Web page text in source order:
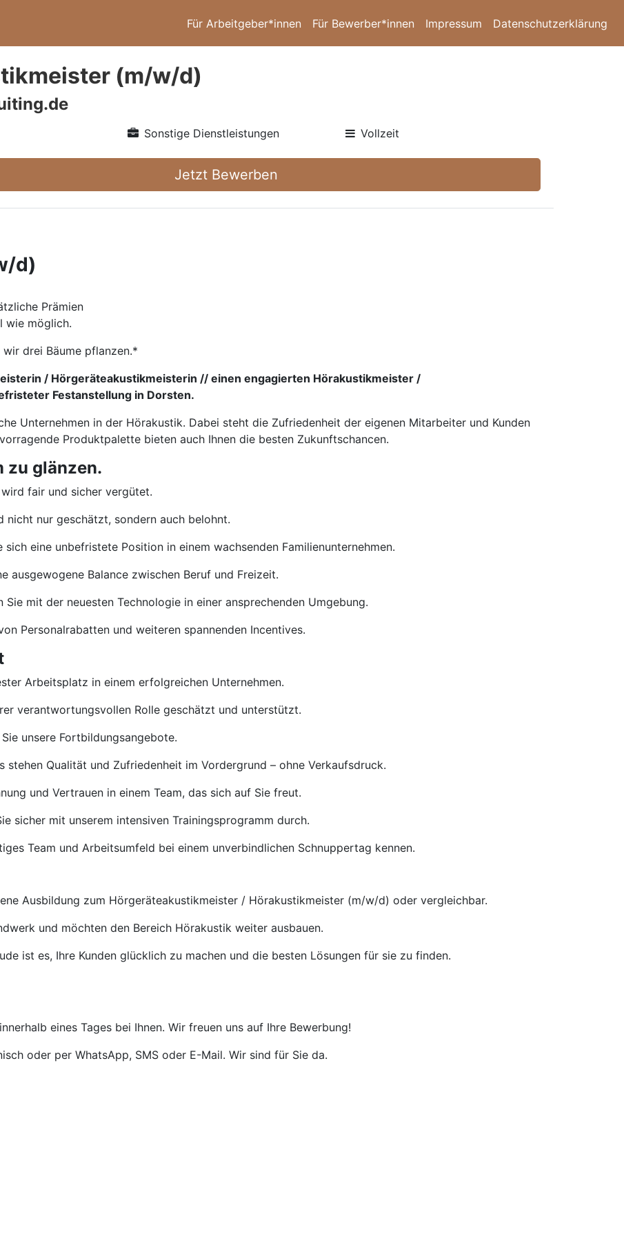
Für Arbeitgeber*innen Für Bewerber*innen Impressum Datenschutzerklärung
(m/w/d)
Sonstige Dienstleistungen Vollzeit
Jetzt Bewerben
d)
Prämien
wie möglich.
wir drei Bäume pflanzen.*
/ Hörgeräteakustikmeisterin // einen engagierten Hörakustikmeister /
Festanstellung in Dorsten.
Unternehmen in der Hörakustik. Dabei steht die Zufriedenheit der eigenen Mitarbeiter und Kunden
Produktpalette bieten auch Ihnen die besten Zukunftschancen.
zu glänzen.
fair und sicher vergütet.
nicht nur geschätzt, sondern auch belohnt.
sich eine unbefristete Position in einem wachsenden Familienunternehmen.
ausgewogene Balance zwischen Beruf und Freizeit.
Sie mit der neuesten Technologie in einer ansprechenden Umgebung.
Personalrabatten und weiteren spannenden Incentives.
Arbeitsplatz in einem erfolgreichen Unternehmen.
verantwortungsvollen Rolle geschätzt und unterstützt.
unsere Fortbildungsangebote.
stehen Qualität und Zufriedenheit im Vordergrund – ohne Verkaufsdruck.
und Vertrauen in einem Team, das sich auf Sie freut.
sicher mit unserem intensiven Trainingsprogramm durch.
Team und Arbeitsumfeld bei einem unverbindlichen Schnuppertag kennen.
Ausbildung zum Hörgeräteakustikmeister / Hörakustikmeister (m/w/d) oder vergleichbar.
und möchten den Bereich Hörakustik weiter ausbauen.
ist es, Ihre Kunden glücklich zu machen und die besten Lösungen für sie zu finden.
eines Tages bei Ihnen. Wir freuen uns auf Ihre Bewerbung!
oder per WhatsApp, SMS oder E-Mail. Wir sind für Sie da.